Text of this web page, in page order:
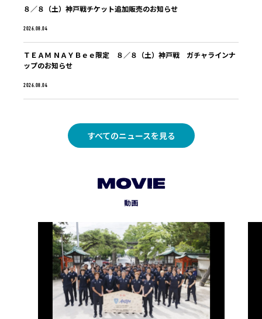
2026.08.04
８／８（土）神戸戦チケット追加販売のお知らせ
2026.08.04
ＴＥＡＭ ＮＡＹＢｅｅ限定 ８／８（土）神戸戦 ガチャラインナ
ップのお知らせ
すべてのニュースを見る
MOVIE
動画